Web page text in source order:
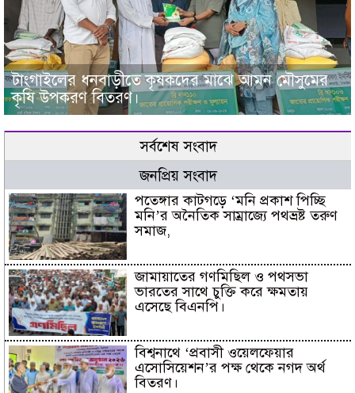
টাংগাইলের ধনবাড়ীতে কৃষকদের মাঝে আমন মৌসুমের
কৃষি উপকরণ বিতরণ।
সর্বশেষ সংবাদ
জনপ্রিয় সংবাদ
পতেঙ্গার কাটগড়ে ‘মনি প্রকাশ পিচ্ছি
মনি’র অনৈতিক সাম্রাজ্যে পথভ্রষ্ট তরুণ
সমাজ,
জামায়াতের গণমিছিল ও পথসভা
ভারতের সাথে চুক্তি করে ক্ষমতায়
এসেছে বিএনপি।
বিশ্বনাথে ‘প্রবাসী ওয়েলফেয়ার
এসোসিয়েশন’র পক্ষ থেকে নগদ অর্থ
বিতরণ।